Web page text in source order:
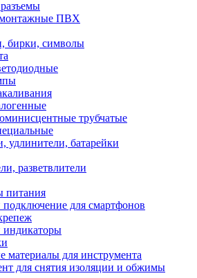
ПВХ
бирки, символы
трубчатые
удлинители, батарейки
разветвлители
питания
подключение для смартфонов
индикаторы
материалы для инструмента
для снятия изоляции и обжимы